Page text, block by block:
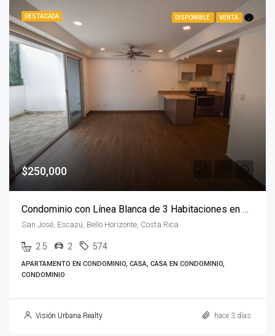
DESTACADA DISPONIBLE VENTA
$250,000
Condominio con Línea Blanca de 3 Habitaciones en Escazú
San José, Escazú, Bello Horizonte, Costa Rica
2.5 2 574
APARTAMENTO EN CONDOMINIO, CASA, CASA EN CONDOMINIO,
CONDOMINIO
Visión Urbana Realty hace 3 días